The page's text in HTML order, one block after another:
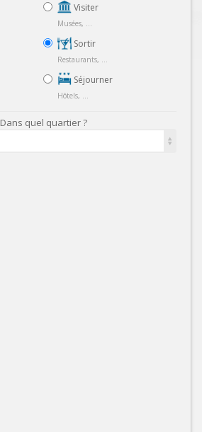
Visiter
Musées, ...
Sortir
Restaurants, ...
Séjourner
Hôtels, ...
Dans quel quartier ?